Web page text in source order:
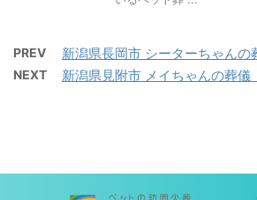
PREV 新潟県長岡市 シーターちゃん
NEXT 新潟県見附市 メイちゃんの葬